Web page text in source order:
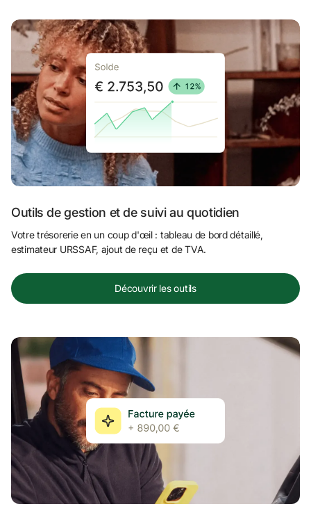
Outils de gestion et de suivi au quotidien
Votre trésorerie en un coup d'œil : tableau de bord détaillé,
estimateur URSSAF, ajout de reçu et de TVA.
Découvrir les outils